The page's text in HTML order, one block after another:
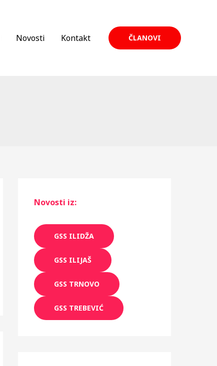
Novosti Kontakt ČLANOVI
Novosti iz:
GSS ILIDŽA
GSS ILIJAŠ
GSS TRNOVO
GSS TREBEVIĆ